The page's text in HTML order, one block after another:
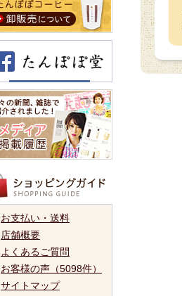
お支払い・送料
店舗概要
よくあるご質問
お客様の声（5098件）
サイトマップ